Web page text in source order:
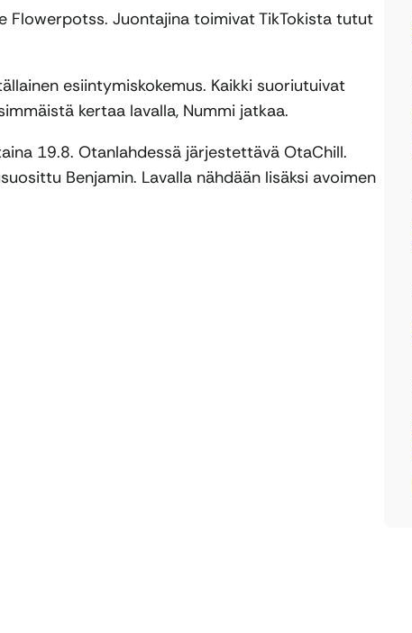
Juontajina toimivat TikTokista tutut
esiintymiskokemus. Kaikki suoriutuivat
kertaa lavalla, Nummi jatkaa.
19.8. Otanlahdessä järjestettävä OtaChill.
Benjamin. Lavalla nähdään lisäksi avoimen